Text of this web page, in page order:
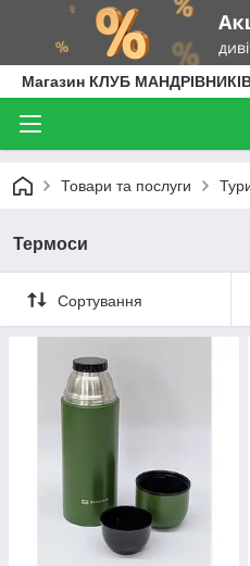
Магазин КЛУБ
Товари та послуги
Термоси
Сортування